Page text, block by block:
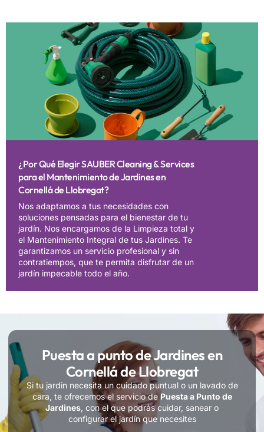
¿Por Qué Elegir SAUBER Cleaning & Services
para el Mantenimiento de Jardines en
Cornellá de Llobregat?
Nos adaptamos a tus necesidades con
soluciones pensadas para el bienestar de tu
jardín. Nos encargamos de la Limpieza total y
el Mantenimiento Integral de tus Jardines. Te
garantizamos un servicio profesional y sin
contratiempos, que te permita disfrutar de un
jardín impecable todo el año.
Puesta a punto de Jardines en
Cornellá de Llobregat
Si tu jardin necesita un cuidado puntual o un lavado de
cara, te ofrecemos el servicio de Puesta a Punto de
Jardines , con el que podrás cuidar, sanear o
configurar el jardín que necesites